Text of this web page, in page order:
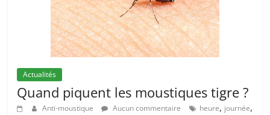
Actualités
Quand piquent les moustiques tigre ?
Anti-moustique Aucun commentaire heure, journée,